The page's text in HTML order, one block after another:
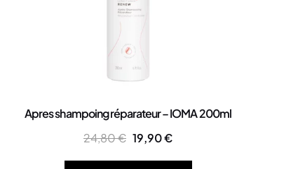
Apres shampoing réparateur – IOMA 200ml
24,80€ 19,90€